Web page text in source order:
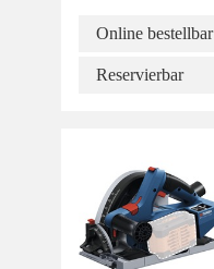
Online bestellbar
Reservierbar